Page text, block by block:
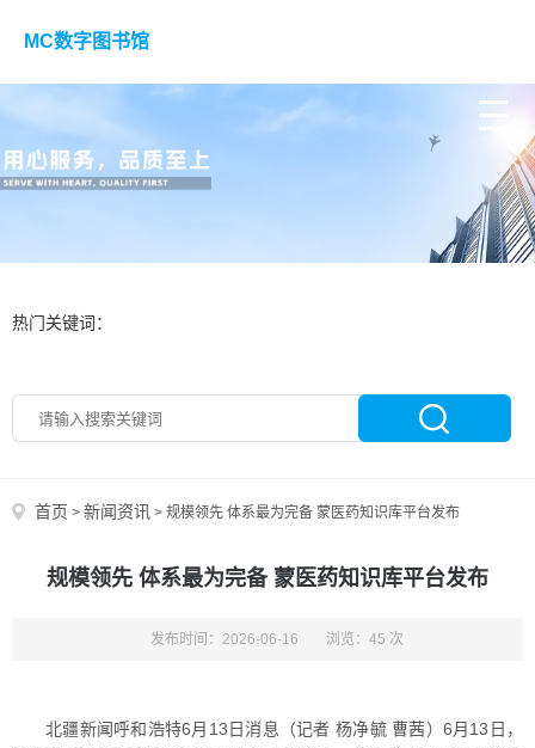
MC数字图书馆
热门关键词：
首页 > 新闻资讯 > 规模领先 体系最为完备 蒙医药知识库平台发布
规模领先 体系最为完备 蒙医药知识库平台发布
发布时间：2026-06-16 浏览：45 次
北疆新闻呼和浩特6月13日消息（记者 杨净毓 曹茜）6月13日，